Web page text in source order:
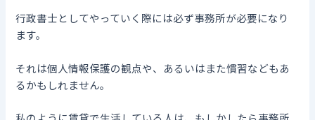
行政書士としてやっていく際には必ず事務所が必要になり
ます。
それは個人情報保護の観点や、あるいはまた慣習などもあ
るかもしれません。